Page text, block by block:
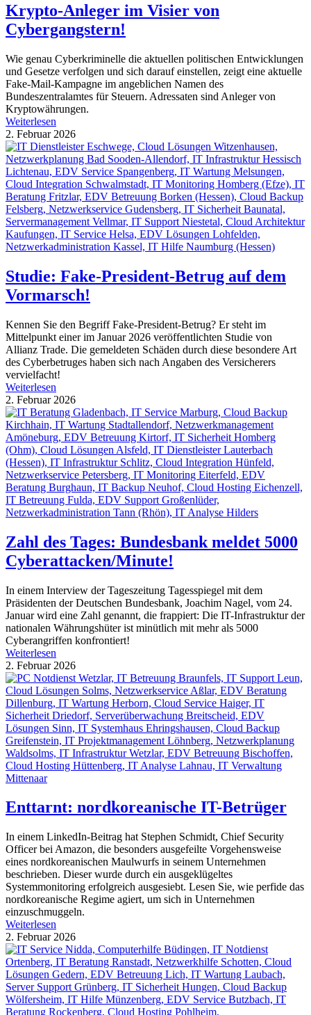
Krypto-Anleger im Visier von
Cybergangstern!
Wie genau Cyberkriminelle die aktuellen politischen Entwicklungen
und Gesetze verfolgen und sich darauf einstellen, zeigt eine aktuelle
Fake-Mail-Kampagne im angeblichen Namen des
Bundeszentralamtes für Steuern. Adressaten sind Anleger von
Kryptowährungen.
Weiterlesen
2. Februar 2026
Studie: Fake-President-Betrug auf dem
Vormarsch!
Kennen Sie den Begriff Fake-President-Betrug? Er steht im
Mittelpunkt einer im Januar 2026 veröffentlichten Studie von
Allianz Trade. Die gemeldeten Schäden durch diese besondere Art
des Cyberbetruges haben sich nach Angaben des Versicherers
vervielfacht!
Weiterlesen
2. Februar 2026
Zahl des Tages: Bundesbank meldet 5000
Cyberattacken/Minute!
In einem Interview der Tageszeitung Tagesspiegel mit dem
Präsidenten der Deutschen Bundesbank, Joachim Nagel, vom 24.
Januar wird eine Zahl genannt, die frappiert: Die IT-Infrastruktur der
nationalen Währungshüter ist minütlich mit mehr als 5000
Cyberangriffen konfrontiert!
Weiterlesen
2. Februar 2026
Enttarnt: nordkoreanische IT-Betrüger
In einem LinkedIn-Beitrag hat Stephen Schmidt, Chief Security
Officer bei Amazon, die besonders ausgefeilte Vorgehensweise
eines nordkoreanischen Maulwurfs in seinem Unternehmen
beschrieben. Dieser wurde durch ein ausgeklügeltes
Systemmonitoring erfolgreich ausgesiebt. Lesen Sie, wie perfide das
nordkoreanische Regime agiert, um sich in Unternehmen
einzuschmuggeln.
Weiterlesen
2. Februar 2026